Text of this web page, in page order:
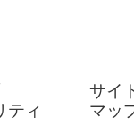
ティ
サイ
マッ